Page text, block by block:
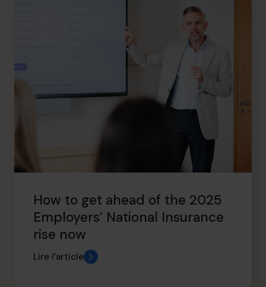
How to get ahead of the 2025
Employers’ National Insurance
rise now
Lire l’article